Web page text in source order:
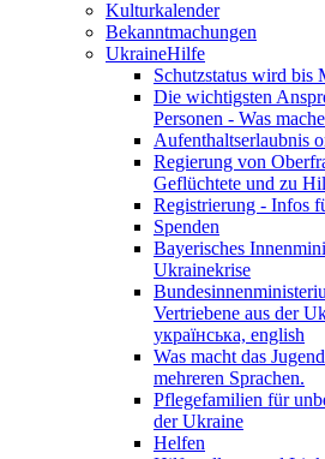
Kulturkalender
Bekanntmachungen
UkraineHilfe
Schutzstatus wird bis
Die wichtigsten
Personen - Was
Aufenthaltserlaubnis
Regierung von
Geflüchtete und zu
Registrierung - Infos
Spenden
Bayerisches
Ukrainekrise
Vertriebene aus der
українська, english
Was macht das
mehreren Sprachen.
Pflegefamilien für
der Ukraine
Helfen